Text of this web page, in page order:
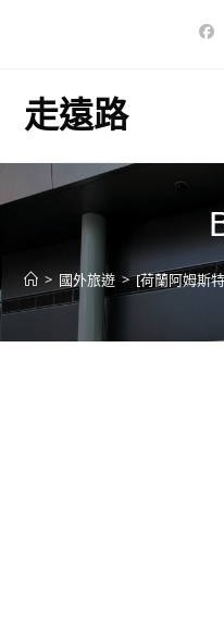
走遠路
> 國外旅遊 > [荷蘭阿姆斯